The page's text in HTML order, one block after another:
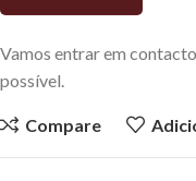
Vamos entrar em
possível.
Compare